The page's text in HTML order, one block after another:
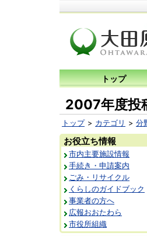
トップ
2007年度投
トップ カテゴリ 分
お役立ち情報
市内主要施設情報
手続き・申請案内
ごみ・リサイクル
くらしのガイドブック
事業者の方へ
広報おおたわら
市役所組織